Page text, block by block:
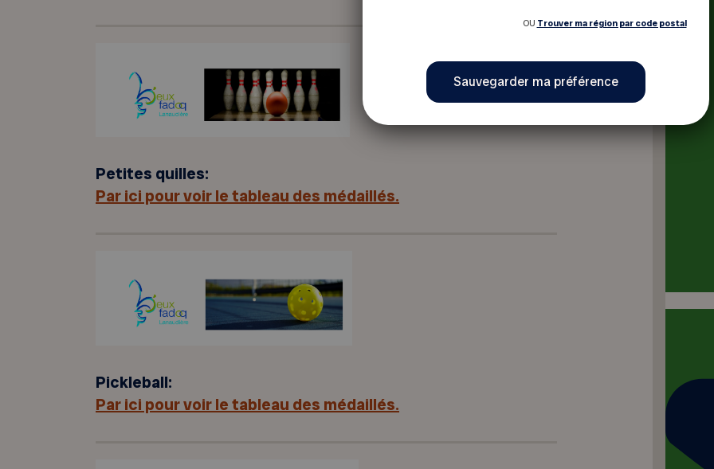
Petites quilles:
Par ici pour voir le tableau des médaillés.
Pickleball:
Par ici pour voir le tableau des médaillés.
OU Trouver ma région par code postal